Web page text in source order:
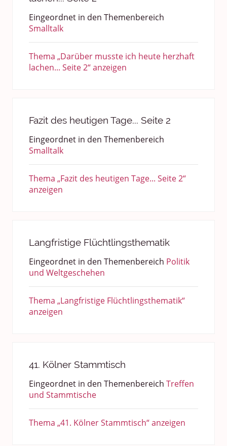
Eingeordnet in den Themenbereich
Smalltalk
Thema „Darüber musste ich heute herzhaft
lachen... Seite 2“ anzeigen
Fazit des heutigen Tage... Seite 2
Eingeordnet in den Themenbereich
Smalltalk
Thema „Fazit des heutigen Tage... Seite 2“
anzeigen
Langfristige Flüchtlingsthematik
Eingeordnet in den Themenbereich Politik
und Weltgeschehen
Thema „Langfristige Flüchtlingsthematik“
anzeigen
41. Kölner Stammtisch
Eingeordnet in den Themenbereich Treffen
und Stammtische
Thema „41. Kölner Stammtisch“ anzeigen